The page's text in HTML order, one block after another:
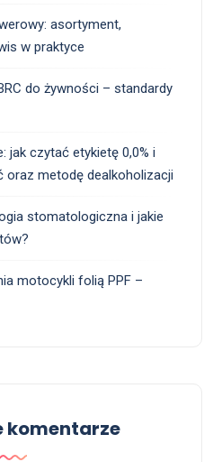
asortyment,
w praktyce
do żywności – standardy
jak czytać etykietę 0,0% i
oraz metodę dealkoholizacji
stomatologiczna i jakie
motocykli folią PPF –
komentarze